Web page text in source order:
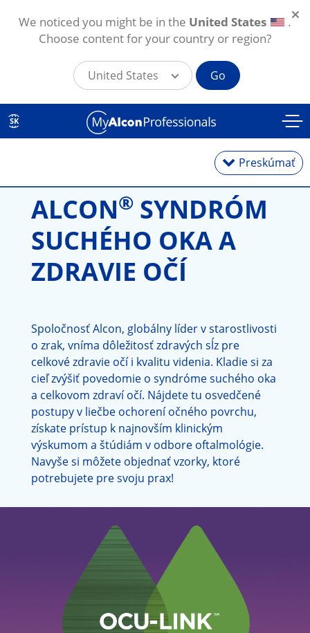
Skočiť na hlavný obsah
SK
Preskúmať
Zdravie očí
Články a novinky
Udalosti
Starostlivosť o syndróm suchého oka
Registrujte sa do OCU-LINK
ALCON® SYNDRÓM
SUCHÉHO OKA A
ZDRAVIE OČÍ
Spoločnosť Alcon, globálny líder v starostlivosti
o zrak, vníma dôležitosť zdravých sĺz pre
celkové zdravie očí i kvalitu videnia. Kladie si za
cieľ zvýšiť povedomie o syndróme suchého oka
a celkovom zdraví očí. Nájdete tu osvedčené
postupy v liečbe ochorení očného povrchu,
získate prístup k najnovším klinickým
výskumom a štúdiám v odbore oftalmológie.
Navyše si môžete objednať vzorky, ktoré
potrebujete pre svoju prax!
We noticed you might be in the United States
.
Choose content for your country or region?
United States Go